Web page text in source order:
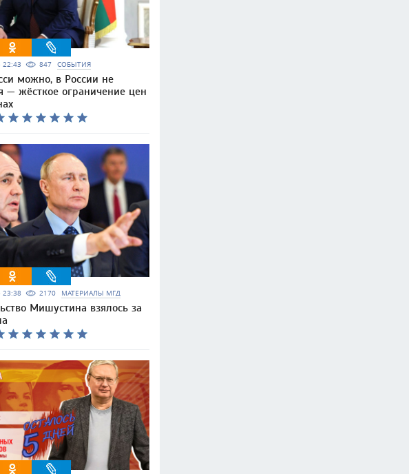
22:43 847 СОБЫТИЯ
можно, в России не
— жёсткое ограничение цен
23:38 2170 МАТЕРИАЛЫ МГД
Мишустина взялось за